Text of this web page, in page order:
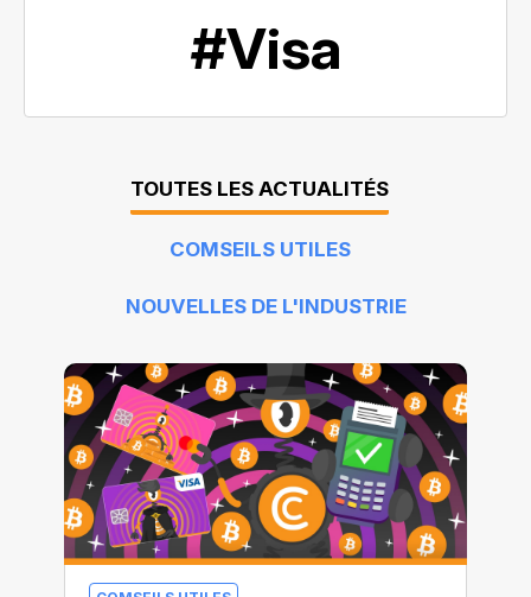
#Visa
TOUTES LES ACTUALITÉS
COMSEILS UTILES
NOUVELLES DE L'INDUSTRIE